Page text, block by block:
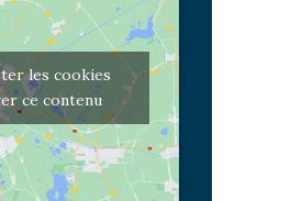
les cookies
ce contenu